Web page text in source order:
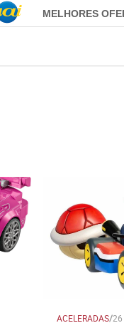
MELHORES
ACELERADAS/26